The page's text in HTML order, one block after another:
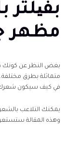
بفیلتر
مظهر
بغض النظر عن كونك
متماثلة بطرق
في كيف سيكون شعرك
يمكنك التلاعب
وهذه المقالة ستستعرض لك 6 أدوات